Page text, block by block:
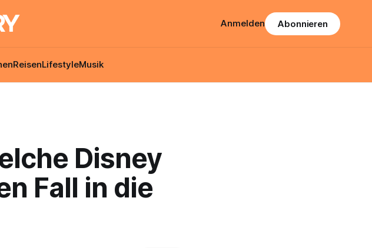
ReisenLifestyleMusik
Anmelden Abonnieren
Disney
Fall in die